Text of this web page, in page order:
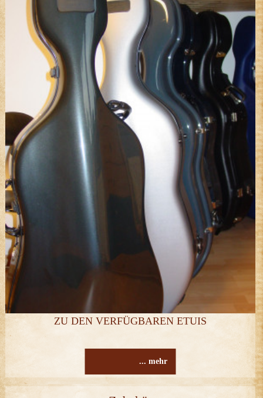
ZU DEN VERFÜGBAREN ETUIS
... mehr